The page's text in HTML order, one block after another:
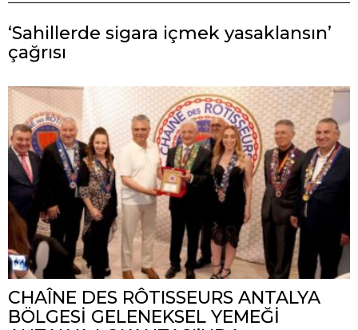
‘Sahillerde sigara içmek yasaklansın’
çağrısı
CHAÎNE DES RÔTISSEURS ANTALYA
BÖLGESİ GELENEKSEL YEMEĞİ